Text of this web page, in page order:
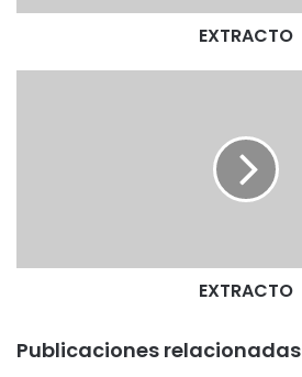
EXTRACTO
EXTRACTO
Publicaciones relacionadas